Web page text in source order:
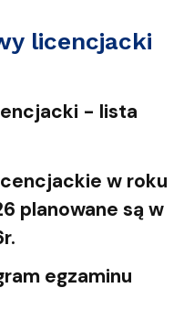
licencjacki
- lista
w roku
planowane są w
egzaminu